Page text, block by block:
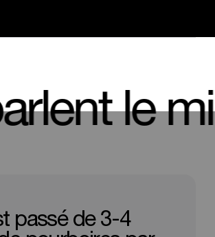
parlent
passé de 3-4